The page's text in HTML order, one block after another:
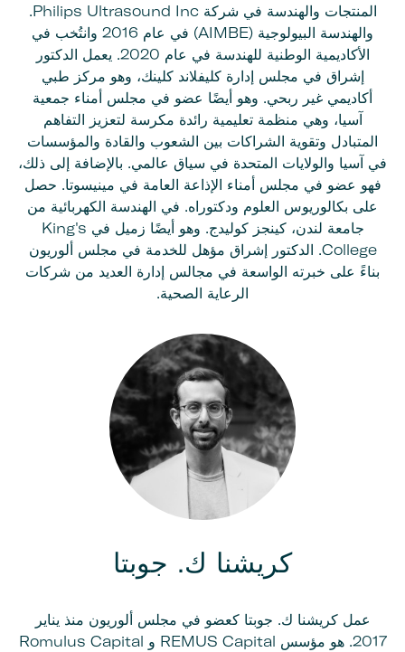
المنتجات والهندسة في شركة Philips Ultrasound Inc.
والهندسة البيولوجية (AIMBE) في عام 2016 وانتُخب في
الأكاديمية الوطنية للهندسة في عام 2020. يعمل الدكتور
إشراق في مجلس إدارة كليفلاند كلينك، وهو مركز طبي
أكاديمي غير ربحي. وهو أيضًا عضو في مجلس أمناء جمعية
آسيا، وهي منظمة تعليمية رائدة مكرسة لتعزيز التفاهم
المتبادل وتقوية الشراكات بين الشعوب والقادة والمؤسسات
في آسيا والولايات المتحدة في سياق عالمي. بالإضافة إلى ذلك،
فهو عضو في مجلس أمناء الإذاعة العامة في مينيسوتا. حصل
على بكالوريوس العلوم ودكتوراه. في الهندسة الكهربائية من
جامعة لندن، كينجز كوليدج. وهو أيضًا زميل في King's
College. الدكتور إشراق مؤهل للخدمة في مجلس ألوريون
بناءً على خبرته الواسعة في مجالس إدارة العديد من شركات
الرعاية الصحية.
كريشنا ك. جوبتا
عمل كريشنا ك. جوبتا كعضو في مجلس ألوريون منذ يناير
2017. هو مؤسس REMUS Capital و Romulus Capital